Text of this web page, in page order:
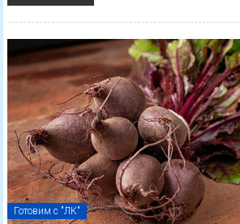
Готовим с "ЛК"